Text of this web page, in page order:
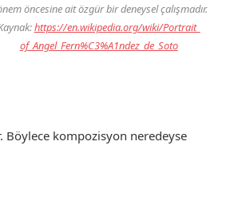
öncesine ait özgür bir deneysel çalışmadır.
https://en.wikipedia.org/wiki/Portrait_
of_Angel_Fern%C3%A1ndez_de_Soto
Böylece kompozisyon neredeyse